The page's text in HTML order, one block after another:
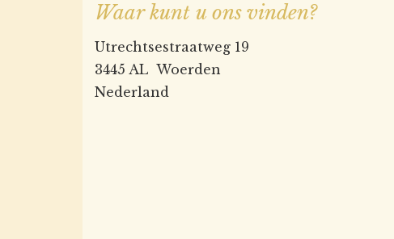
Waar kunt u ons vinden?
Utrechtsestraatweg 19
3445 AL Woerden
Nederland